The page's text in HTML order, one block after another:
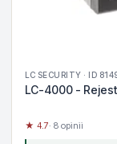
LC SECURITY · ID
LC-4000 -
★ 4.7· 8 opinii